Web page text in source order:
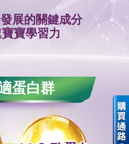
展的關鍵成分
寶學習力
蛋白群